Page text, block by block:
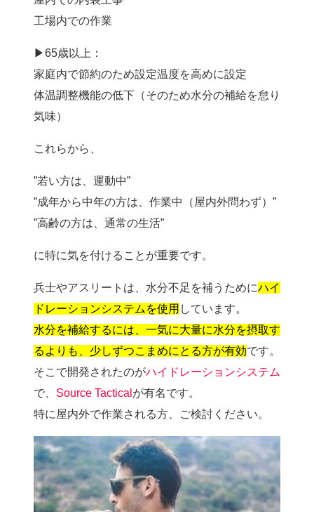
工場内での作業
▶65歳以上：
家庭内で節約のため設定温度を高めに設定
体温調整機能の低下（そのため水分の補給を怠り
気味）
これらから、
”若い方は、運動中”
”成年から中年の方は、作業中（屋内外問わず）”
”高齢の方は、通常の生活”
に特に気を付けることが重要です。
兵士やアスリートは、水分不足を補うためにハイ
ドレーションシステムを使用 しています。
水分を補給するには、一気に大量に水分を摂取す
るよりも、少しずつこまめにとる方が有効です。
そこで開発されたのがハイドレーションシステム
で、 Source Tactical が有名です。
特に屋内外で作業される方、ご検討ください。